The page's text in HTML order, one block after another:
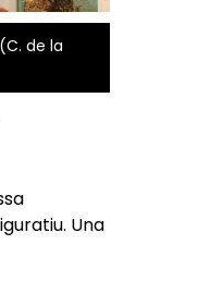
de la
Una